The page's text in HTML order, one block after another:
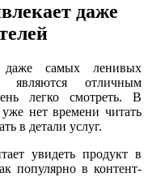
даже
даже самых ленивых
отличным
легко смотреть. В
нет времени читать
в детали услуг.
увидеть продукт в
популярно в контент-